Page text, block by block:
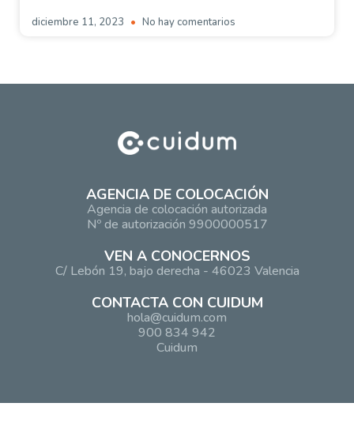
diciembre 11, 2023 No hay comentarios
AGENCIA DE COLOCACIÓN
Agencia de colocación autorizada
Nº de autorización 9900000517
VEN A CONOCERNOS
C/ Lebón 19, bajo derecha - 46023 Valencia
CONTACTA CON CUIDUM
hola@cuidum.com
900 834 942
Cuidum